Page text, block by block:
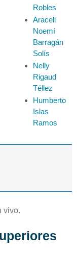
Robles
Araceli
Noemí
Barragán
Solís
Nelly
Rigaud
Téllez
Humberto
Islas
Ramos
vivo.